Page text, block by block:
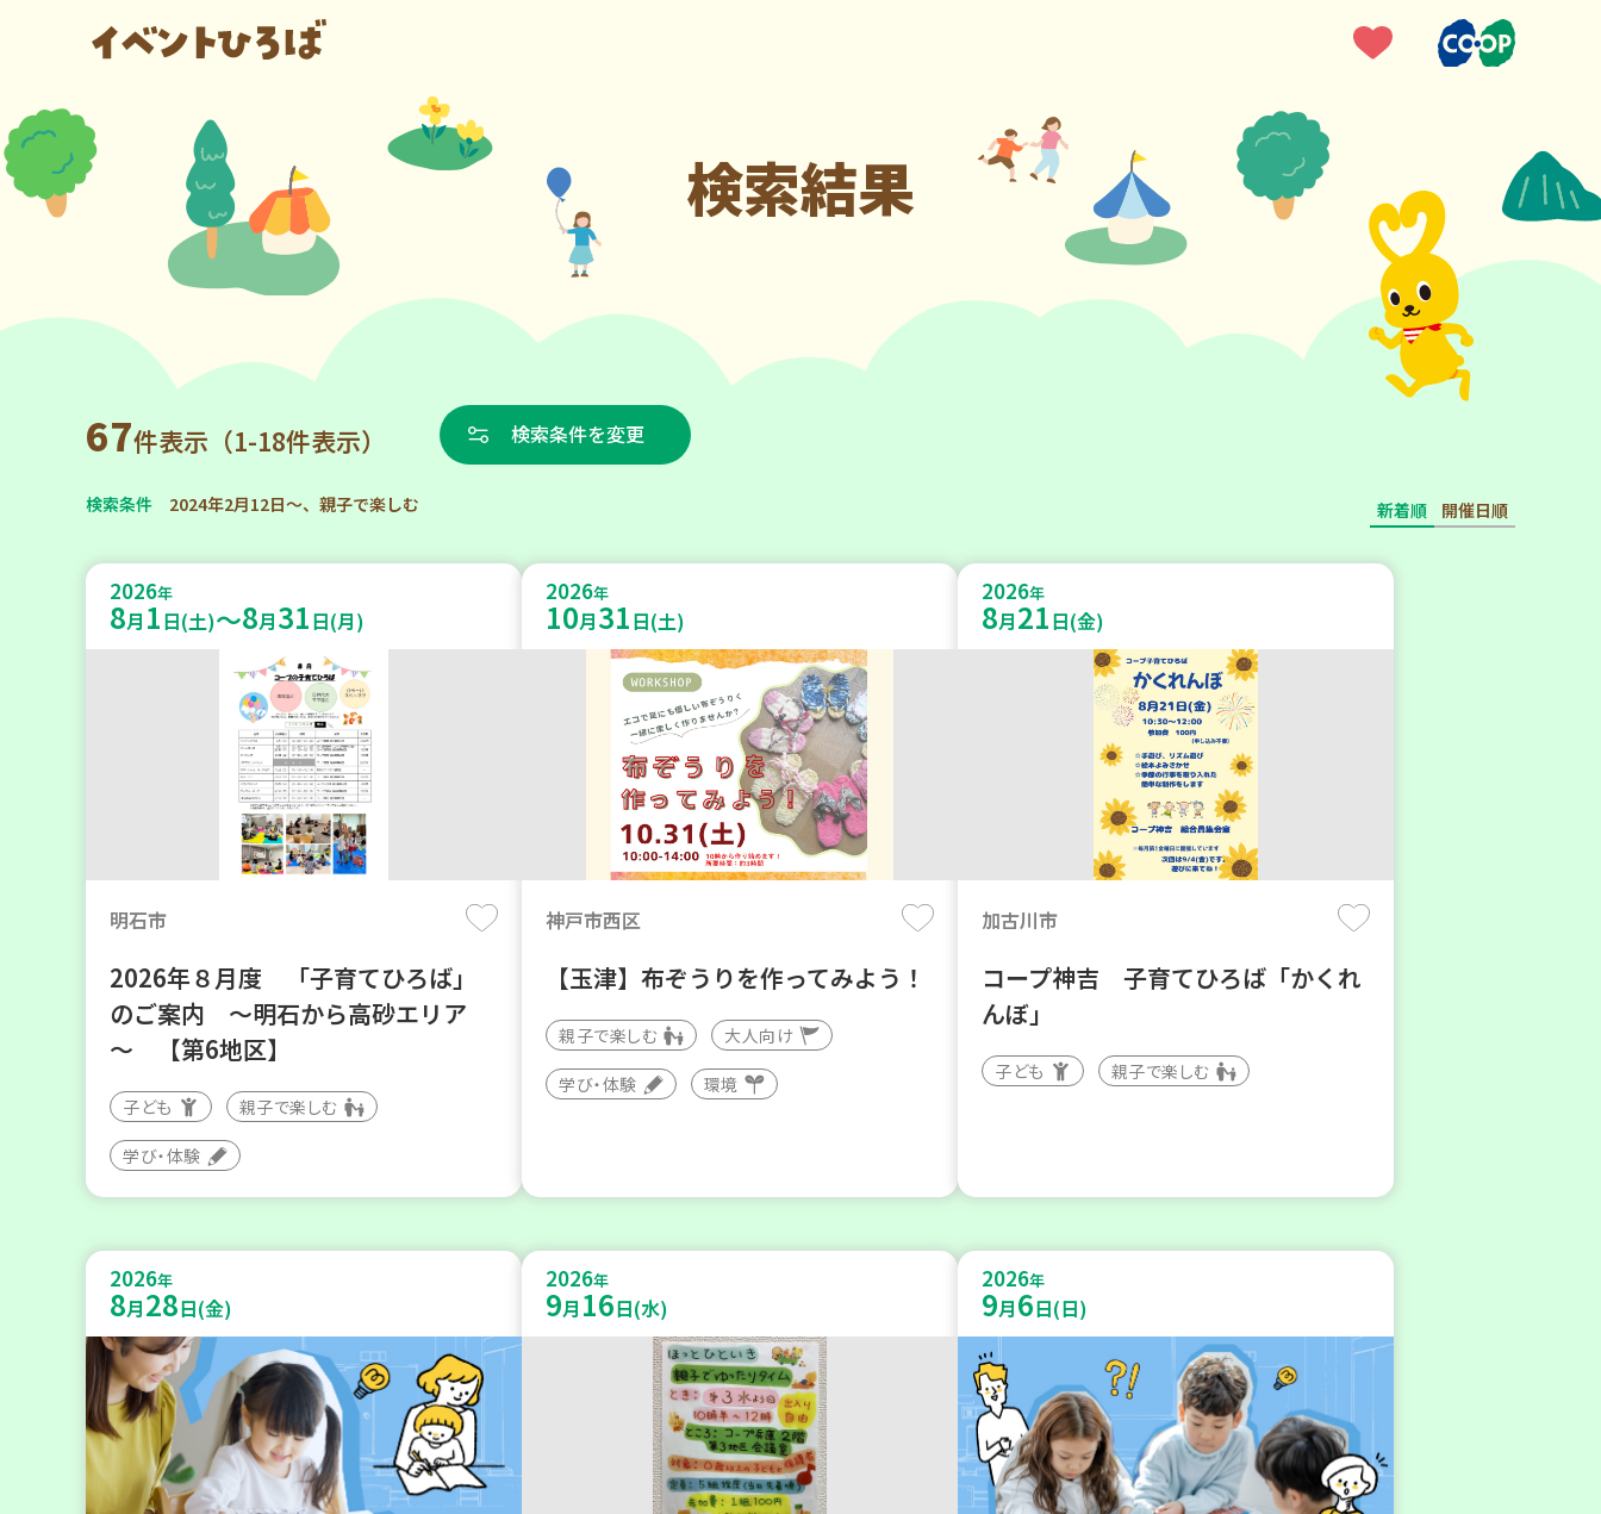
検索結果
67件表示（1-18件表示） 検索条件を変更
検索条件 2024年2月12日～、親子で楽しむ 新着順 開催日順
2026年
8月 1日(土)～8月31日(月)
明石市
2026年８月度 「子育てひろば」
のご案内 ～明石から高砂エリア
～ 【第6地区】
子ども 親子で楽しむ
学び・体験
2026年
10月31日(土)
神戸市西区
【玉津】布ぞうりを作ってみよう！
親子で楽しむ 大人向け
学び・体験 環境
2026年
8月21日(金)
加古川市
コープ神吉 子育てひろば「かくれ
んぼ」
子ども 親子で楽しむ
2026年
8月28日(金)
2026年
9月 16日(水)
2026年
9月6日(日)